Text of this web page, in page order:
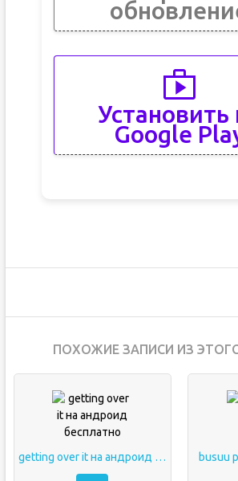
Установить
Google
ПОХОЖИЕ ЗАПИСИ ИЗ
getting over it на андроид бесплатно busuu